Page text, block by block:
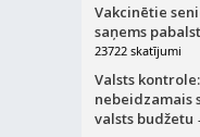
Vakcinētie
saņems
23722 skatījumi
Valsts
nebeidzamais
valsts budžetu